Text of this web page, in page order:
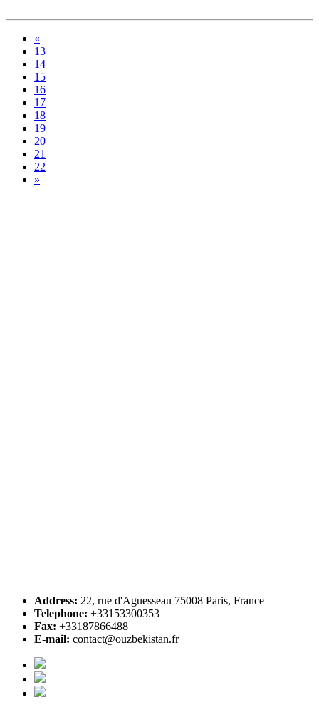
«
13
14
15
16
17
18
19
20
21
22
»
Address: 22, rue d'Aguesseau 75008 Paris, France
Telephone: +33153300353
Fax: +33187866488
E-mail: contact@ouzbekistan.fr